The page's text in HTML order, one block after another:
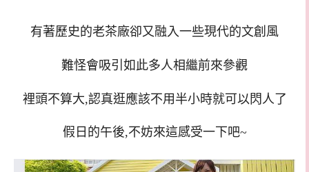
有著歷史的老茶廠卻又融入一些現代的文創風
難怪會吸引如此多人相繼前來參觀
裡頭不算大,認真逛應該不用半小時就可以閃人了
假日的午後,不妨來這感受一下吧~